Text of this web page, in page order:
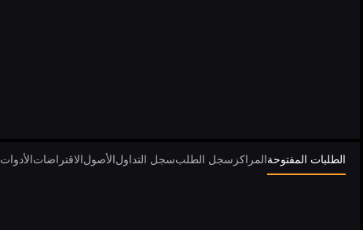
الطلبات المفتوحةالمراكز سجل الطلبسجل التداولالأصولالاقتراضاتالأدوات